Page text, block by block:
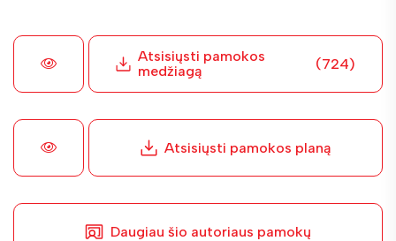
Atsisiųsti pamokos
medžiagą
(724)
Atsisiųsti pamokos planą
Daugiau šio autoriaus pamokų